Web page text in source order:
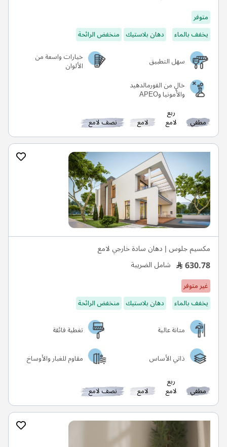
متوفر
يخفف بالماء
دهان بلاستيك منخفض الرائحة
سهل التطبيق
خيارات واسعة من
الألوان
خالٍ من الفورمالدهيد
والأمونيا وAPEO
مطفي
ربع
لامع لامع نصف لامع
مكسيم جلوس | دهان سادة خارجي لامع
630.78 شامل الضريبة
غير متوفر
يخفف بالماء
دهان بلاستيك منخفض الرائحة
متانة عالية
تغطية فائقة
ذاتي الأساس
مقاوم للغبار والأوساخ
مطفي
ربع
لامع لامع نصف لامع